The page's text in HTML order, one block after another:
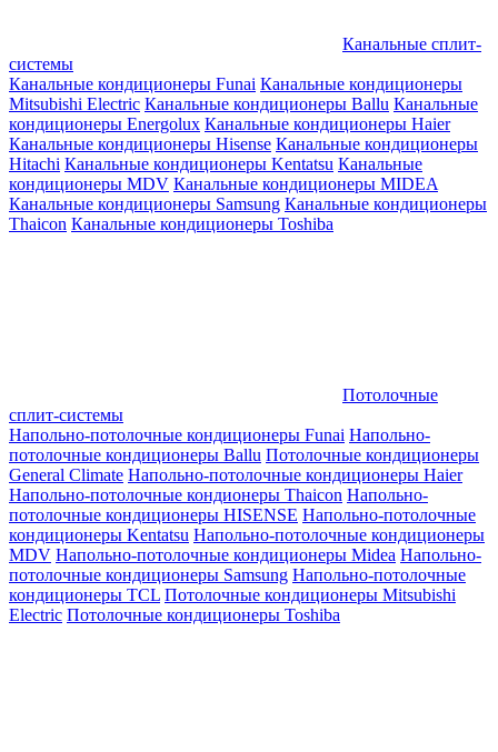
Канальные сплит-
системы
Канальные кондиционеры Funai Канальные кондиционеры
Mitsubishi Electric Канальные кондиционеры Ballu Канальные
кондиционеры Energolux Канальные кондиционеры Haier
Канальные кондиционеры Hisense Канальные кондиционеры
Hitachi Канальные кондиционеры Kentatsu Канальные
кондиционеры MDV Канальные кондиционеры MIDEA
Канальные кондиционеры Samsung Канальные кондиционеры
Thaicon Канальные кондиционеры Toshiba
Потолочные
сплит-системы
Напольно-потолочные кондиционеры Funai Напольно-
потолочные кондиционеры Ballu Потолочные кондиционеры
General Climate Напольно-потолочные кондиционеры Haier
Напольно-потолочные кондионеры Thaicon Напольно-
потолочные кондиционеры HISENSE Напольно-потолочные
кондиционеры Kentatsu Напольно-потолочные кондиционеры
MDV Напольно-потолочные кондиционеры Midea Напольно-
потолочные кондиционеры Samsung Напольно-потолочные
кондиционеры TCL Потолочные кондиционеры Mitsubishi
Electric Потолочные кондиционеры Toshiba